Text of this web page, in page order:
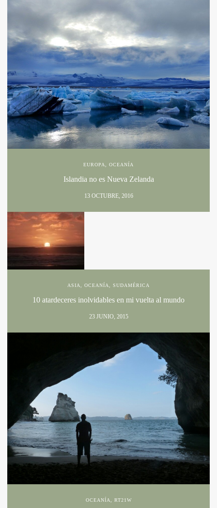
EUROPA OCEANÍA
Islandia no es Nueva Zelanda
13 OCTUBRE, 2016
ASIA OCEANÍA SUDAMÉRICA
10 atardeceres inolvidables en mi vuelta al mundo
23 JUNIO, 2015
OCEANÍA, RT21W